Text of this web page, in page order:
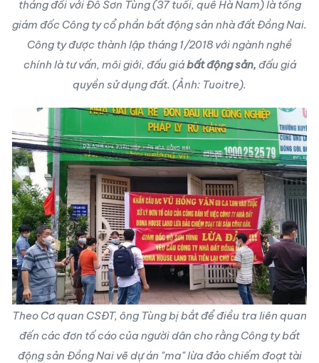
tháng đối với Đỗ Sơn Tùng (37 tuổi, quê Hà Nam) là tổng
giám đốc Công ty cổ phần bất động sản nhà đất Đồng Nai.
Công ty được thành lập tháng 1/2018 với ngành nghề
chính là tư vấn, môi giới, đấu giábất động sản, đấu giá
quyền sử dụng đất. (Ảnh: Tuoitre).
Theo Cơ quan CSĐT, ông Tùng bị bắt để điều tra liên quan
đến các đơn tố cáo của người dân cho rằng Công ty bất
động sản Đồng Nai vẽ dự án "ma"lừa đảo chiếm đoạt tài